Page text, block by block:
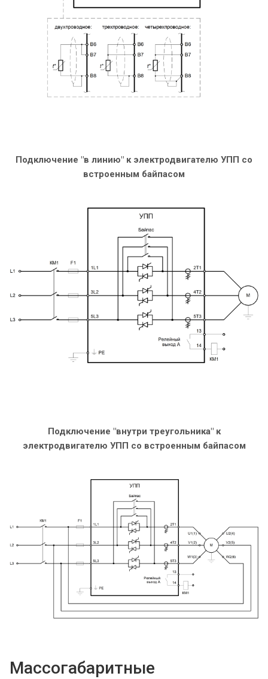
Подключение "в линию" к электродвигателю УПП со
встроенным байпасом
Подключение "внутри треугольника" к
электродвигателю УПП со встроенным байпасом
Массогабаритные